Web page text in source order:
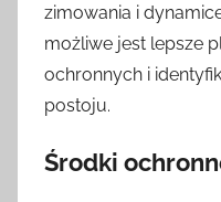
zimowania i
możliwe jest lepsze
ochronnych i
postoju.
Środki